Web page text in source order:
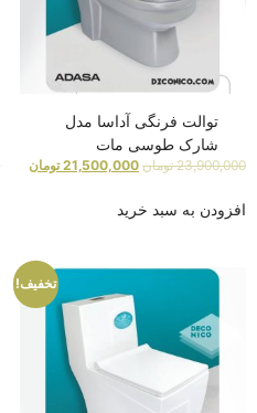
توالت فرنگی آداسا مدل
شارک طوسی مات
23,900,000 تومان 21,500,000 تومان
افزودن به سبد خرید
تخفیف!